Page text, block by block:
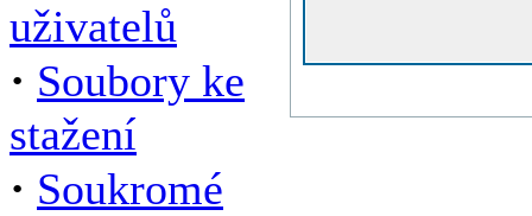
uživatelů
· Soubory ke
stažení
· Soukromé